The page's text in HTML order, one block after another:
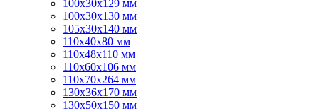
100х30х129 мм
100х30х130 мм
105х30х140 мм
110х40х80 мм
110х48х110 мм
110х60х106 мм
110х70х264 мм
130х36х170 мм
130х50х150 мм